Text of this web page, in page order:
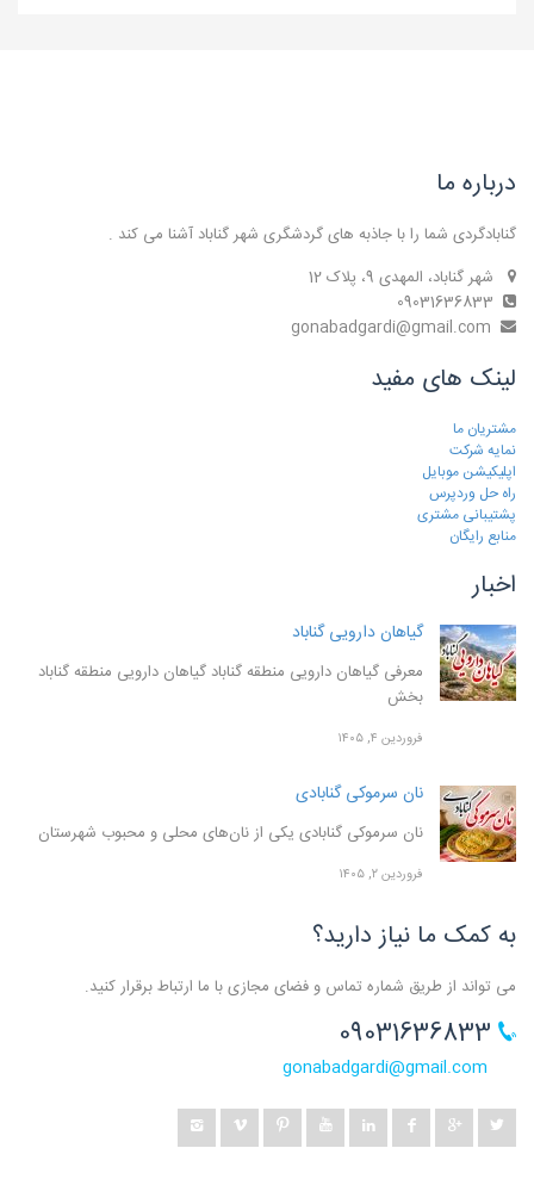
درباره ما
گنابادگردی شما را با جاذبه های گردشگری شهر گناباد آشنا می کند .
شهر گناباد، المهدی 9، پلاک 12
لینک های مفید
مشتریان ما
نمایه شرکت
اپلیکیشن موبایل
راه حل وردپرس
پشتیبانی مشتری
منابع رایگان
اخبار
گیاهان دارویی گناباد
معرفی گیاهان دارویی منطقه گناباد گیاهان دارویی منطقه گناباد
بخش
فروردین ۴, ۱۴۰۵
نان سرموکی گنابادی
نان سرموکی گنابادی یکی از نان‌های محلی و محبوب شهرستان
فروردین ۲, ۱۴۰۵
به کمک ما نیاز دارید؟
می تواند از طریق شماره تماس و فضای مجازی با ما ارتباط برقرار کنید.
gonabadgardi@gmail.com